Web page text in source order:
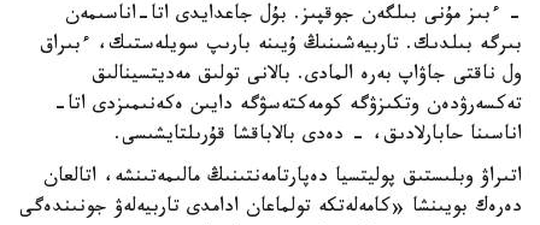
- ءبىز مۇنى بىلگەن جوقپىز. بۇل جاعدايدى اتا-اناسىمەن
بىرگە بىلدىك. تاربيەشىنىڭ ۇيىنە بارىپ سويلەستىك، ءبىراق
ول ناقتى جاۋاپ بەرە المادى. بالانى تولىق مەديتسينالىق
تەكسەرۋدەن وتكىزۋگە كومەكتەسۋگە دايىن ەكەنىمىزدى اتا-
اناسىنا حابارلادىق، - دەدى بالاباقشا قۇرىلتايشىسى.
اتىراۋ وبلىستىق پوليتسيا دەپارتامەنتىنىڭ مالىمەتىنشە، اتالعان
دەرەك بويىنشا «كامەلەتكە تولماعان ادامدى تاربيەلەۋ جونىندەگى